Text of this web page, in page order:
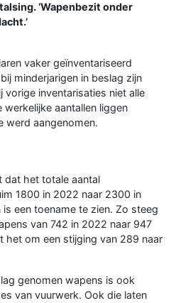
‘Wapenbezit onder
vaker geïnventariseerd
minderjarigen in beslag zijn
vorige inventarisaties niet alle
aantallen liggen
werd aangenomen.
dat het totale aantal
1800 in 2022 naar 2300 in
een toename te zien. Zo steeg
van 742 in 2022 naar 947
het om een stijging van 289 naar
genomen wapens is ook
van vuurwerk. Ook die laten